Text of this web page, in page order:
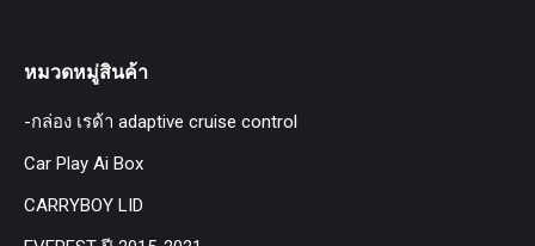
หมวดหมู่สินค้า
-กล่อง เรด้า adaptive cruise control
Car Play Ai Box
CARRYBOY LID